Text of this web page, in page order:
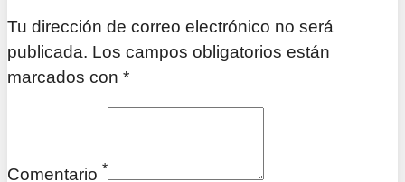
Tu dirección de correo electrónico no será
publicada. Los campos obligatorios están
marcados con *
Comentario *